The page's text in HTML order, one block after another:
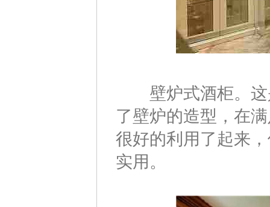
壁炉式酒柜。这
了壁炉的造型，在
很好的利用了起来
实用。